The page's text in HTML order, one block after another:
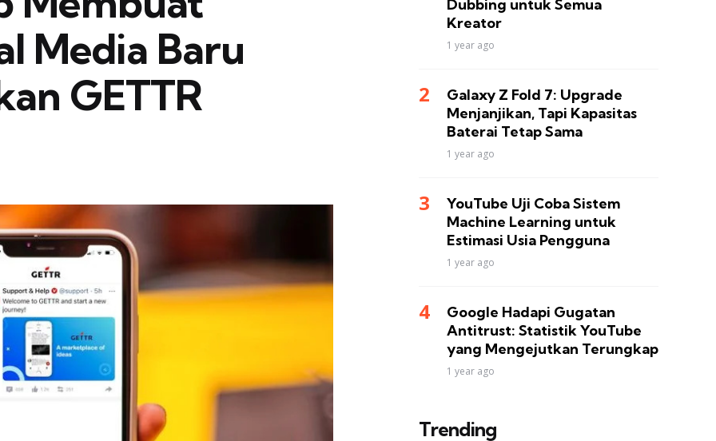
Media Baru
GETTR
Dubbing untuk Semua
Kreator
1 year ago
Galaxy Z Fold 7: Upgrade
Menjanjikan, Tapi Kapasitas
Baterai Tetap Sama
1 year ago
YouTube Uji Coba Sistem
Machine Learning untuk
Estimasi Usia Pengguna
1 year ago
Google Hadapi Gugatan
Antitrust: Statistik YouTube
yang Mengejutkan Terungkap
1 year ago
Trending